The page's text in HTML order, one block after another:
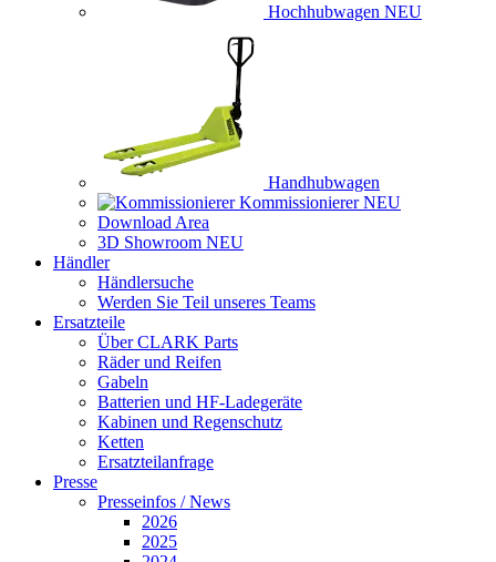
Hochhubwagen NEU
Handhubwagen
Kommissionierer NEU
Download Area
3D Showroom NEU
Händler
Händlersuche
Werden Sie Teil unseres Teams
Ersatzteile
Über CLARK Parts
Räder und Reifen
Gabeln
Batterien und HF-Ladegeräte
Kabinen und Regenschutz
Ketten
Ersatzteilanfrage
Presse
Presseinfos / News
2026
2025